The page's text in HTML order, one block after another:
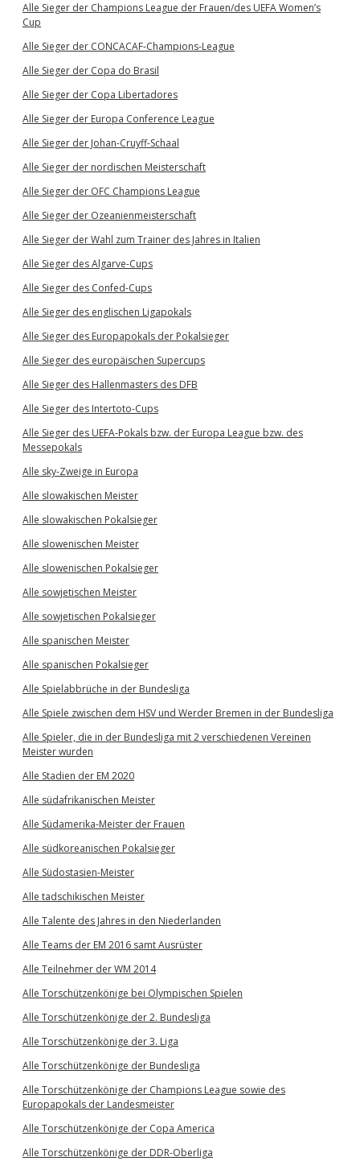
Alle Sieger der Champions League der Frauen/des UEFA Women’s
Cup
Alle Sieger der CONCACAF-Champions-League
Alle Sieger der Copa do Brasil
Alle Sieger der Copa Libertadores
Alle Sieger der Europa Conference League
Alle Sieger der Johan-Cruyff-Schaal
Alle Sieger der nordischen Meisterschaft
Alle Sieger der OFC Champions League
Alle Sieger der Ozeanienmeisterschaft
Alle Sieger der Wahl zum Trainer des Jahres in Italien
Alle Sieger des Algarve-Cups
Alle Sieger des Confed-Cups
Alle Sieger des englischen Ligapokals
Alle Sieger des Europapokals der Pokalsieger
Alle Sieger des europäischen Supercups
Alle Sieger des Hallenmasters des DFB
Alle Sieger des Intertoto-Cups
Alle Sieger des UEFA-Pokals bzw. der Europa League bzw. des
Messepokals
Alle sky-Zweige in Europa
Alle slowakischen Meister
Alle slowakischen Pokalsieger
Alle slowenischen Meister
Alle slowenischen Pokalsieger
Alle sowjetischen Meister
Alle sowjetischen Pokalsieger
Alle spanischen Meister
Alle spanischen Pokalsieger
Alle Spielabbrüche in der Bundesliga
Alle Spiele zwischen dem HSV und Werder Bremen in der Bundesliga
Alle Spieler, die in der Bundesliga mit 2 verschiedenen Vereinen
Meister wurden
Alle Stadien der EM 2020
Alle südafrikanischen Meister
Alle Südamerika-Meister der Frauen
Alle südkoreanischen Pokalsieger
Alle Südostasien-Meister
Alle tadschikischen Meister
Alle Talente des Jahres in den Niederlanden
Alle Teams der EM 2016 samt Ausrüster
Alle Teilnehmer der WM 2014
Alle Torschützenkönige bei Olympischen Spielen
Alle Torschützenkönige der 2. Bundesliga
Alle Torschützenkönige der 3. Liga
Alle Torschützenkönige der Bundesliga
Alle Torschützenkönige der Champions League sowie des
Europapokals der Landesmeister
Alle Torschützenkönige der Copa America
Alle Torschützenkönige der DDR-Oberliga